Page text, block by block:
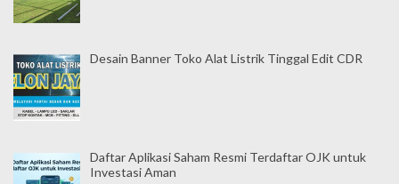
Desain Banner Toko Alat Listrik Tinggal Edit CDR
Daftar Aplikasi Saham Resmi Terdaftar OJK untuk
Investasi Aman